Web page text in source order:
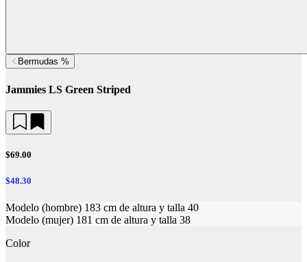
Bermudas %
Jammies LS Green Striped
$69.00
$48.30
Modelo (hombre) 183 cm de altura y talla 40
Modelo (mujer) 181 cm de altura y talla 38
Color